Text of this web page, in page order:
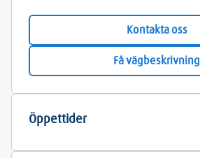
Kontakta oss
Få vägbeskrivning
Öppettider